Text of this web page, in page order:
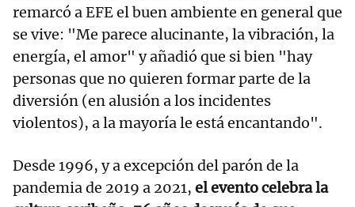
remarcó a EFE el buen ambiente en general que
se vive: "Me parece alucinante, la vibración, la
energía, el amor" y añadió que si bien "hay
personas que no quieren formar parte de la
diversión (en alusión a los incidentes
violentos), a la mayoría le está encantando".
Desde 1996, y a excepción del parón de la
pandemia de 2019 a 2021, el evento celebra la